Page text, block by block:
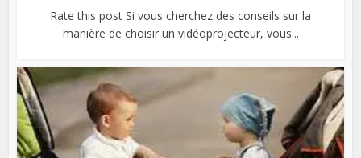
Rate this post Si vous cherchez des conseils sur la
manière de choisir un vidéoprojecteur, vous...